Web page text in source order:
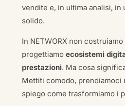
vendite e, in ultima analisi, in
solido.
In NETWORX non
progettiamo ecosistemi
prestazioni. Ma cosa
Mettiti comodo, prendiamoci
spiego come trasformiamo i